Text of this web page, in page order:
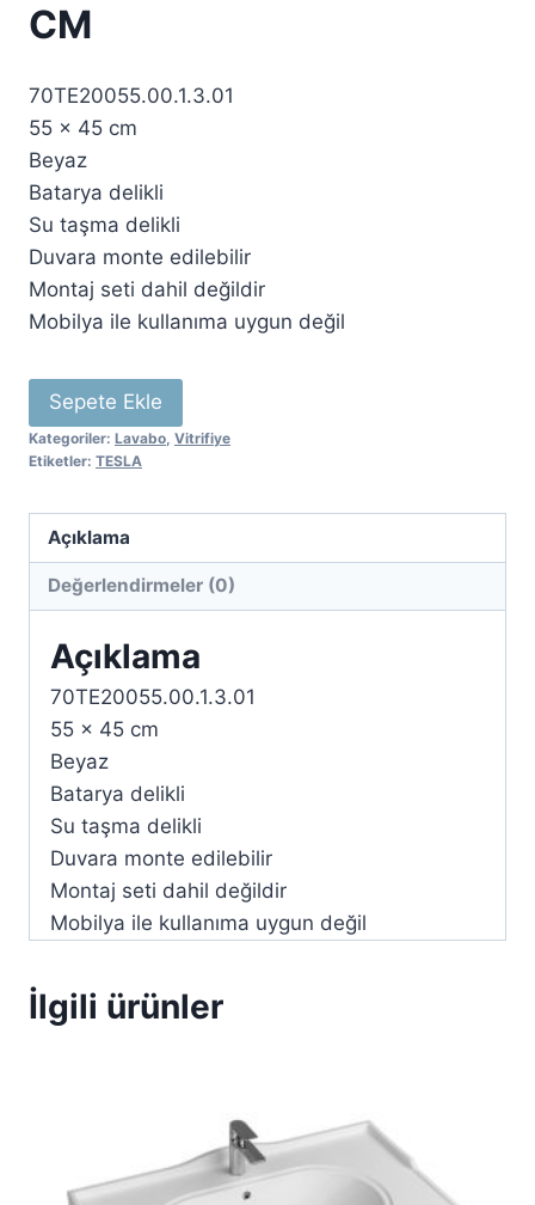
CM
70TE20055.00.1.3.01
55 x 45 cm
Beyaz
Batarya delikli
Su taşma delikli
Duvara monte edilebilir
Montaj seti dahil değildir
Mobilya ile kullanıma uygun değil
Sepete Ekle
Kategoriler: Lavabo, Vitrifiye
Etiketler: TESLA
Açıklama
Değerlendirmeler (0)
Açıklama
70TE20055.00.1.3.01
55 x 45 cm
Beyaz
Batarya delikli
Su taşma delikli
Duvara monte edilebilir
Montaj seti dahil değildir
Mobilya ile kullanıma uygun değil
İlgili ürünler